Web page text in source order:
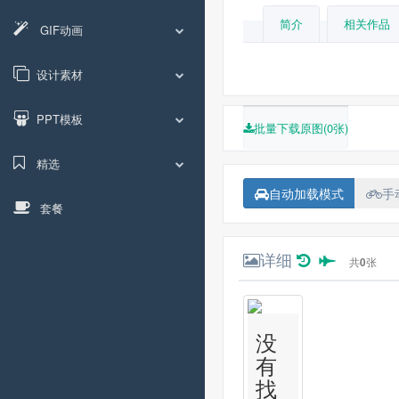
GIF动画
设计素材
PPT模板
精选
套餐
简介 相关作品
批量下载原图(0张)
自动加载模式 手
详细 共0张
没
有
找